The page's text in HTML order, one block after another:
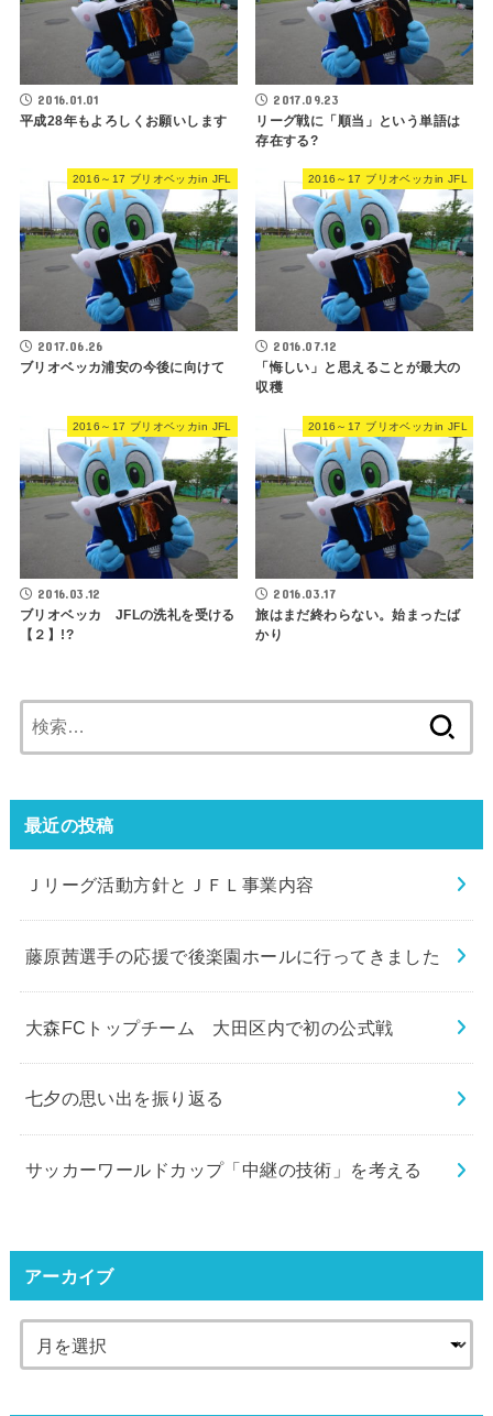
2016.01.01
平成28年もよろしくお願いします
2017.09.23
リーグ戦に「順当」という単語は
存在する?
2016～17 ブリオベッカin JFL
2017.06.26
ブリオベッカ浦安の今後に向けて
2016～17 ブリオベッカin JFL
2016.07.12
「悔しい」と思えることが最大の
収穫
2016～17 ブリオベッカin JFL
2016.03.12
ブリオベッカ JFLの洗礼を受ける
【２】!?
2016～17 ブリオベッカin JFL
2016.03.17
旅はまだ終わらない。始まったば
かり
索:
最近の投稿
Ｊリーグ活動方針とＪＦＬ事業内容
藤原茜選手の応援で後楽園ホールに行ってきました
大森FCトップチーム 大田区内で初の公式戦
七夕の思い出を振り返る
サッカーワールドカップ「中継の技術」を考える
アーカイブ